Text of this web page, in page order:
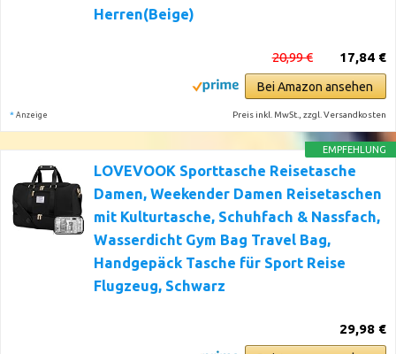
Herren(Beige)
17,84 €
20,99 €
Bei Amazon ansehen
* Anzeige Preis inkl. MwSt., zzgl. Versandkosten
EMPFEHLUNG
LOVEVOOK Sporttasche Reisetasche
Damen, Weekender Damen Reisetaschen
mit Kulturtasche, Schuhfach & Nassfach,
Wasserdicht Gym Bag Travel Bag,
Handgepäck Tasche für Sport Reise
Flugzeug, Schwarz
29,98 €